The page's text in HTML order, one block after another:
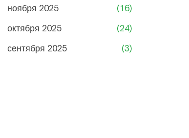
ноября 2025
(16)
октября 2025
(24)
сентября 2025
(3)